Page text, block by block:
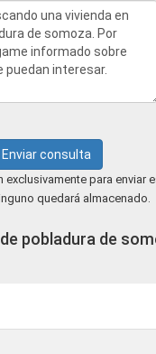
Enviar consulta
exclusivamente para enviar
quedará almacenado.
pobladura de